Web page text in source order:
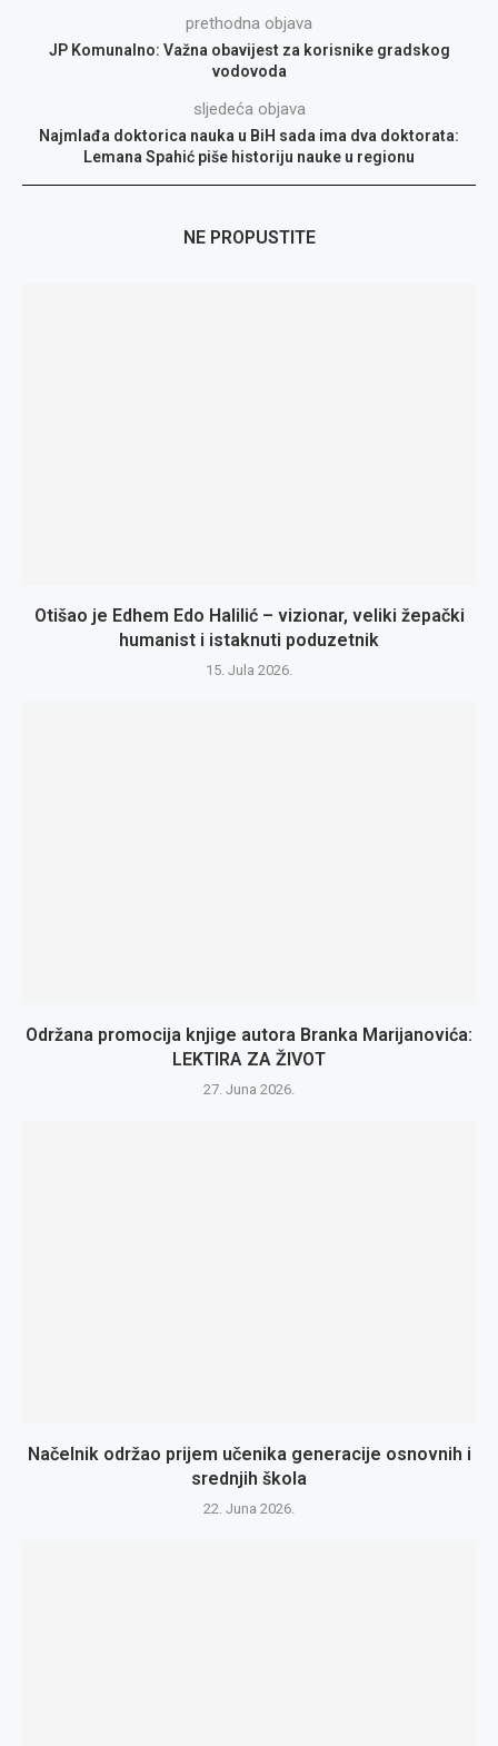
prethodna objava
JP Komunalno: Važna obavijest za korisnike gradskog
vodovoda
sljedeća objava
Najmlađa doktorica nauka u BiH sada ima dva doktorata:
Lemana Spahić piše historiju nauke u regionu
NE PROPUSTITE
Otišao je Edhem Edo Halilić – vizionar, veliki žepački
humanist i istaknuti poduzetnik
15. Jula 2026.
Održana promocija knjige autora Branka Marijanovića:
LEKTIRA ZA ŽIVOT
27. Juna 2026.
Načelnik održao prijem učenika generacije osnovnih i
srednjih škola
22. Juna 2026.